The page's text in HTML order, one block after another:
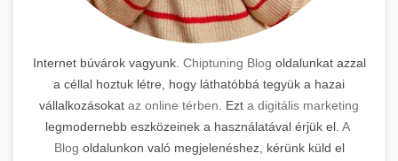
Internet búvárok vagyunk. Chiptuning Blog oldalunkat azzal
a céllal hoztuk létre, hogy láthatóbbá tegyük a hazai
vállalkozásokat az online térben . Ezt a digitális marketing
legmodernebb eszközeinek a használatával érjük el. A
Blog oldalunkon való megjelenéshez, kérünk küld el